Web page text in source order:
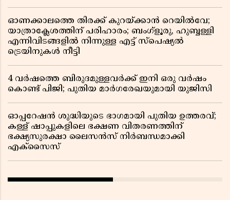
ഓണക്കാലത്തെ തിരക്ക് കുറയ്ക്കാൻ റെയിൽവേ;
യാത്രാക്ലേശത്തിന് പരിഹാരം; ബംഗ്ളൂരു, ഹുബ്ബള്ളി
എന്നിവിടങ്ങളിൽ നിന്നുള്ള എട്ട് സ്പെഷ്യൽ
ട്രെയിനുകൾ നീട്ടി
4 വർഷത്തെ ബിരുദമുള്ളവർക്ക് ഇനി ഒരു വർഷം
കൊണ്ട് പിജി; പുതിയ മാർഗരേഖയുമായി യുജിസി
ഓപ്പറേഷൻ ശുദ്ധിയുടെ ഭാഗമായി പുതിയ ഉത്തരവ്;
കള്ള് ഷാപ്പുകളിലെ ഭക്ഷണ വിതരണത്തിന്
ഭക്ഷ്യസുരക്ഷാ ലൈസൻസ് നിർബന്ധമാക്കി
എക്സൈസ്